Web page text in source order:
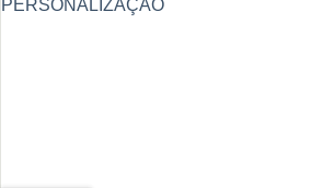
PERSONALIZAÇÃO